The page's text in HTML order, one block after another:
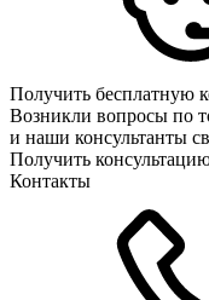
Получить бесплатную
Возникли вопросы по
и наши консультанты
Получить
Контакты